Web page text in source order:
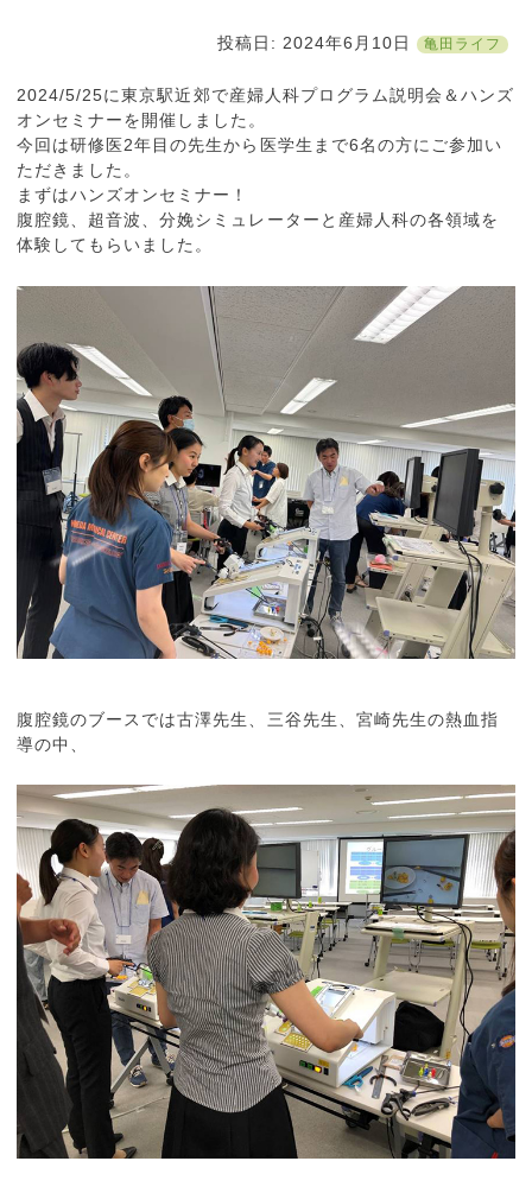
投稿日: 2024年6月10日 亀田ライフ
2024/5/25に東京駅近郊で産婦人科プログラム説明会＆ハンズ
オンセミナーを開催しました。
今回は研修医2年目の先生から医学生まで6名の方にご参加い
ただきました。
まずはハンズオンセミナー！
腹腔鏡、超音波、分娩シミュレーターと産婦人科の各領域を
体験してもらいました。
腹腔鏡のブースでは古澤先生、三谷先生、宮崎先生の熱血指
導の中、